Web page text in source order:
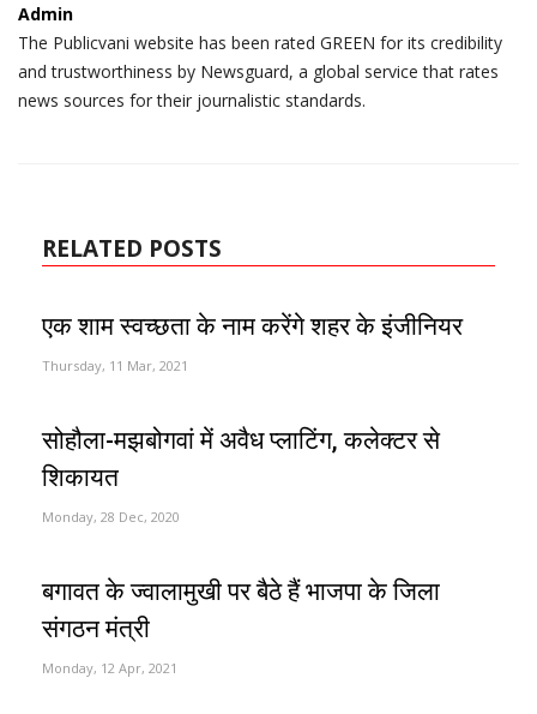
Admin
The Publicvani website has been rated GREEN for its credibility
and trustworthiness by Newsguard, a global service that rates
news sources for their journalistic standards.
RELATED POSTS
एक शाम स्वच्छता के नाम करेंगे शहर के इंजीनियर
Thursday, 11 Mar, 2021
सोहौला-मझबोगवां में अवैध प्लाटिंग, कलेक्टर से
शिकायत
Monday, 28 Dec, 2020
बगावत के ज्वालामुखी पर बैठे हैं भाजपा के जिला
संगठन मंत्री
Monday, 12 Apr, 2021